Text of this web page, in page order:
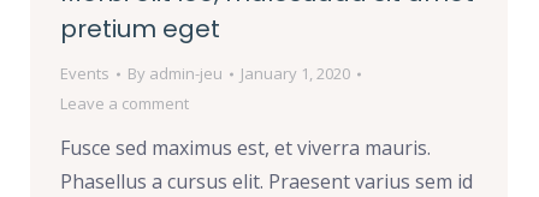
pretium eget
Events By admin-jeu
January 1, 2020
Leave a comment
Fusce sed maximus est, et viverra mauris.
Phasellus a cursus elit. Praesent varius sem id